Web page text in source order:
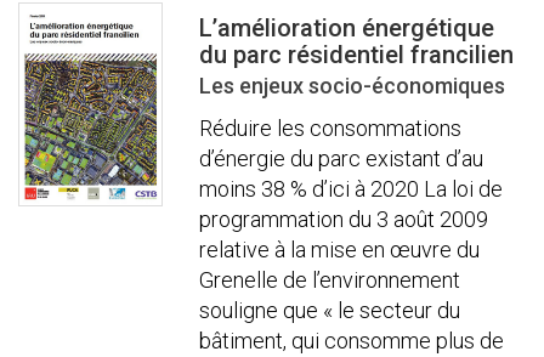
L’amélioration énergétique
du parc résidentiel francilien
Les enjeux socio-économiques
Réduire les consommations
d’énergie du parc existant d’au
moins 38 % d’ici à 2020 La loi de
programmation du 3 août 2009
relative à la mise en œuvre du
Grenelle de l’environnement
souligne que « le secteur du
bâtiment, qui consomme plus de